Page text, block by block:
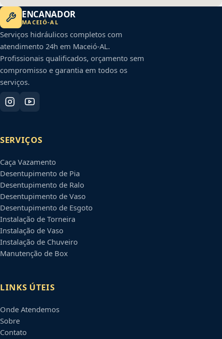
ENCANADOR
MACEIÓ-AL
Serviços hidráulicos completos com
atendimento 24h em Maceió-AL.
Profissionais qualificados, orçamento sem
compromisso e garantia em todos os
serviços.
SERVIÇOS
Caça Vazamento
Desentupimento de Pia
Desentupimento de Ralo
Desentupimento de Vaso
Desentupimento de Esgoto
Instalação de Torneira
Instalação de Vaso
Instalação de Chuveiro
Manutenção de Box
LINKS ÚTEIS
Onde Atendemos
Sobre
Contato